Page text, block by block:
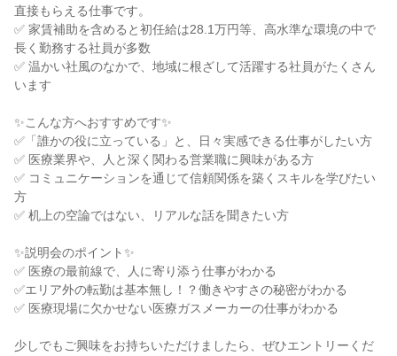
直接もらえる仕事です。
✅ 家賃補助を含めると初任給は28.1万円等、高水準な環境の中で
長く勤務する社員が多数
✅ 温かい社風のなかで、地域に根ざして活躍する社員がたくさん
います
✨こんな方へおすすめです✨
✅「誰かの役に立っている」と、日々実感できる仕事がしたい方
✅ 医療業界や、人と深く関わる営業職に興味がある方
✅ コミュニケーションを通じて信頼関係を築くスキルを学びたい
方
✅ 机上の空論ではない、リアルな話を聞きたい方
✨説明会のポイント✨
✅ 医療の最前線で、人に寄り添う仕事がわかる
✅エリア外の転勤は基本無し！？働きやすさの秘密がわかる
✅ 医療現場に欠かせない医療ガスメーカーの仕事がわかる
少しでもご興味をお持ちいただけましたら、ぜひエントリーくだ